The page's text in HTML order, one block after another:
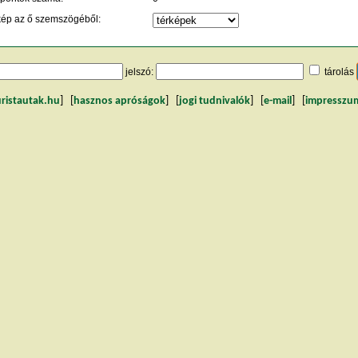
az ő szemszögéből:
jelszó: tárolás
hasznos apróságok jogi tudnivalók e-mail